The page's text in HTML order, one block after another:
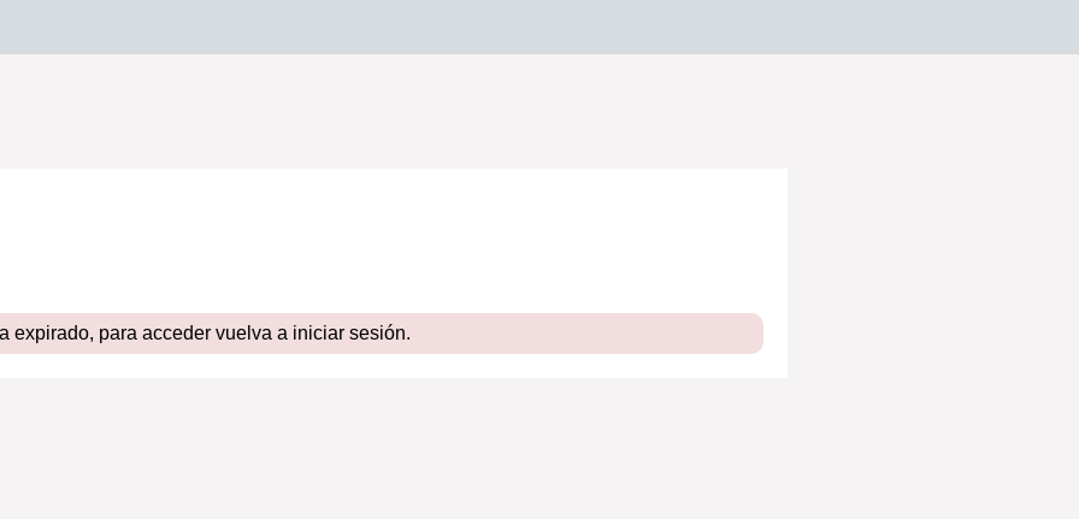
expirado, para acceder vuelva a iniciar sesión.